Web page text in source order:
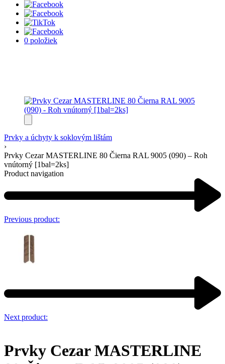
0 položiek
Prvky a úchyty k soklovým lištám
›
Prvky Cezar MASTERLINE 80 Čierna RAL 9005 (090) – Roh
vnútorný [1bal=2ks]
Product navigation
Previous product:
Next product:
Prvky Cezar MASTERLINE